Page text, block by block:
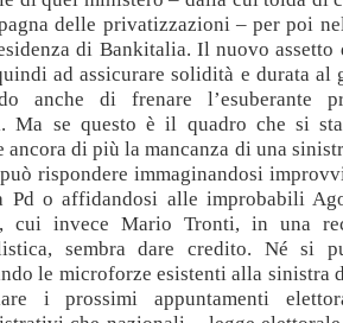
delle privatizzazioni – per poi
di Bankitalia. Il nuovo assetto
ad assicurare solidità e durata al
anche di frenare l’esuberante
Ma se questo è il quadro che si
ancora di più la mancanza di una
rispondere immaginandosi
Pd o affidandosi alle improbabili
cui invece Mario Tronti, in una
sembra dare credito. Né si
le microforze esistenti alla sinistra
i prossimi appuntamenti